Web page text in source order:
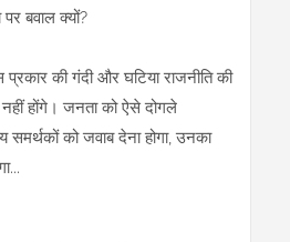
बवाल क्यों?
की गंदी और घटिया राजनीति की
होंगे। जनता को ऐसे दोगले
को जवाब देना होगा, उनका